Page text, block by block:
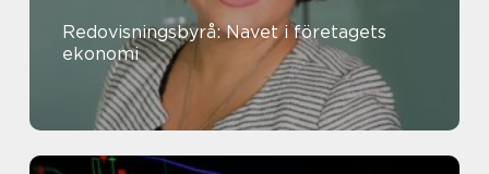
Redovisningsbyrå: Navet i företagets
ekonomi